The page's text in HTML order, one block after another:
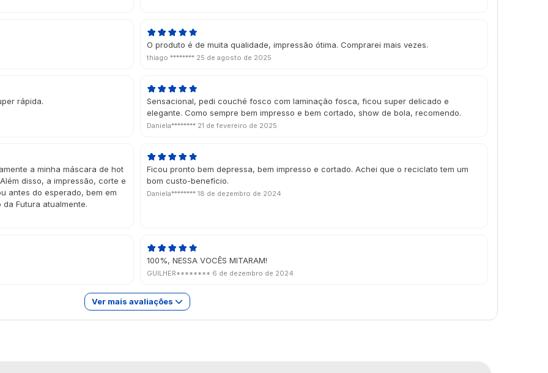
O produto é de muita qualidade, impressão ótima. Comprarei mais vezes.
thiago ******** 25 de agosto de 2025
rápida.
Sensacional, pedi couché fosco com laminação fosca, ficou super delicado e
elegante. Como sempre bem impresso e bem cortado, show de bola, recomendo.
Daniela******** 21 de fevereiro de 2025
a minha máscara de hot
disso, a impressão, corte e
antes do esperado, bem em
Futura atualmente.
Ficou pronto bem depressa, bem impresso e cortado. Achei que o reciclato tem um
bom custo-benefício.
Daniela******** 18 de dezembro de 2024
100%, NESSA VOCÊS MITARAM!
GUILHER******** 6 de dezembro de 2024
Ver mais avaliações